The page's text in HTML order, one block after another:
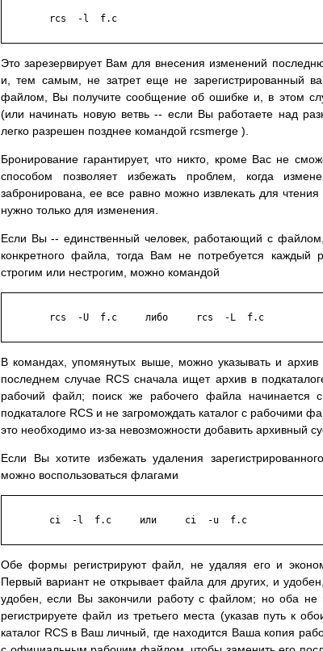
Это зарезервирует Вам для внесения изменений
и, тем самым, не затрет еще не зарегистрированный
файлом, Вы получите сообщение об ошибке и, в этом
(или начинать новую ветвь -- если Вы работаете над
легко разрешен позднее командой rcsmerge ).
Бронирование гарантирует, что никто, кроме Вас не
способом позволяет избежать проблем, когда
забронирована, ее все равно можно извлекать для
нужно только для изменения.
Если Вы -- единственный человек, работающий с
конкретного файла, тогда Вам не потребуется каждый
строгим или нестрогим, можно командой
В командах, упомянутых выше, можно указывать и
последнем случае RCS сначала ищет архив в
рабочий файл; поиск же рабочего файла начинается
подкаталоге RCS и не загромождать каталог с рабочими
это необходимо из-за невозможности добавить архивный
Если Вы хотите избежать удаления
можно воспользоваться флагами
Обе формы регистрируют файл, не удаляя его и
Первый вариант не открывает файла для других, и
удобен, если Вы закончили работу с файлом; но оба
регистрируете файл из третьего места (указав путь к
каталог RCS в Ваш личный, где находится Ваша копия